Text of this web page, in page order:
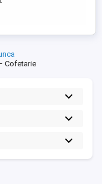
de masa zi
Cofetarie